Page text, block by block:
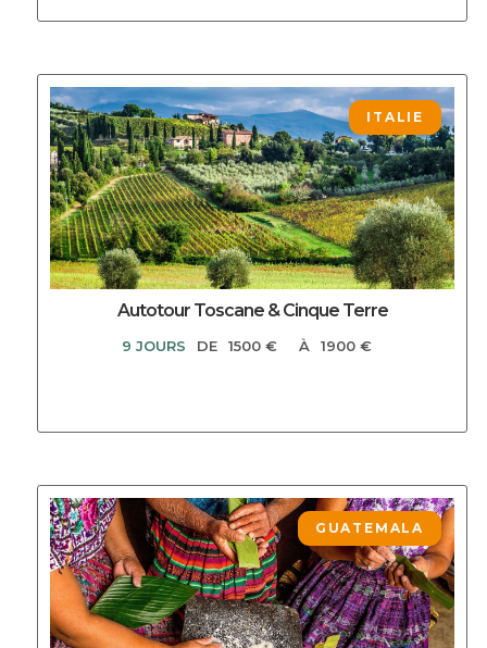
Autotour Toscane & Cinque Terre
9 JOURS DE 1500 € À 1900 €
DECOUVRIR CE CIRCUIT ITALIE
DECOUVRIR CE CIRCUIT GUATEMALA